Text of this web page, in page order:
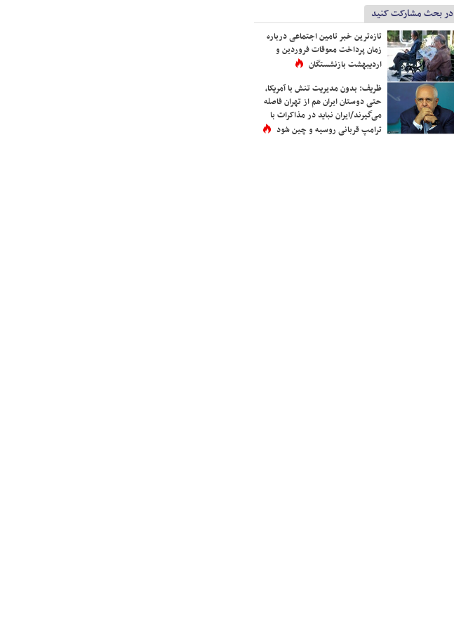
در بحث مشارکت کنید
تازه‌ترین خبر تامین اجتماعی درباره
زمان پرداخت معوقات فروردین و
اردیبهشت بازنشستگان
ظریف: بدون مدیریت تنش با آمریکا،
حتی دوستان ایران هم از تهران فاصله
می‌گیرند/ایران نباید در مذاکرات با
ترامپ قربانی روسیه و چین شود